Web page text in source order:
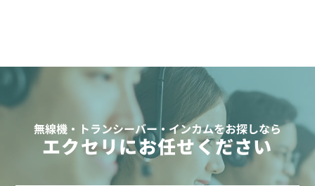
無線機・トランシーバー・インカムをお探しなら
エクセリにお任せください